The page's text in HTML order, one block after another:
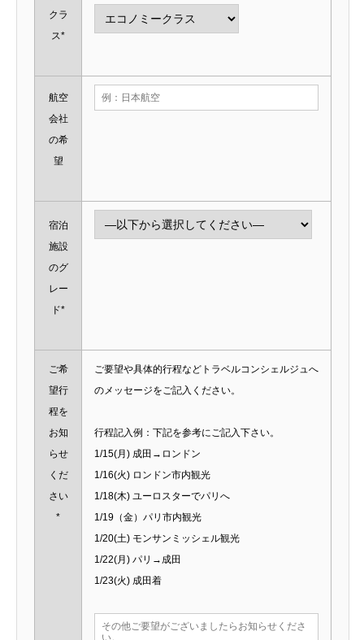
クラ
ス*
航空
会社
の希
望
宿泊
施設
のグ
レー
ド*
ご希
望行
程を
お知
らせ
くだ
さい
*
ご要望や具体的行程などトラベルコンシェルジュへ
のメッセージをご記入ください。
行程記入例：下記を参考にご記入下さい。
1/15(月) 成田→ロンドン
1/16(火) ロンドン市内観光
1/18(木) ユーロスターでパリへ
1/19（金）パリ市内観光
1/20(土) モンサンミッシェル観光
1/22(月) パリ→成田
1/23(火) 成田着